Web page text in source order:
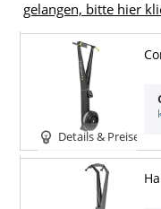
gelangen, bitte hier
Details & Preise